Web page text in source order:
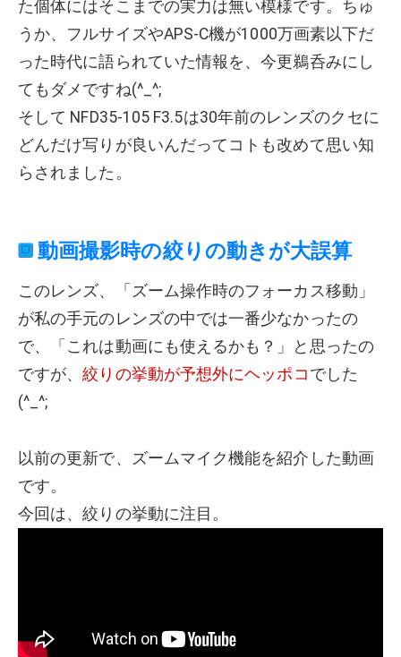
た個体にはそこまでの実力は無い模様です。ちゅ
うか、フルサイズやAPS-C機が1000万画素以下だ
った時代に語られていた情報を、今更鵜呑みにし
てもダメですね(^_^;
そして NFD35-105 F3.5は30年前のレンズのクセに
どんだけ写りが良いんだってコトも改めて思い知
らされました。
動画撮影時の絞りの動きが大誤算
このレンズ、「ズーム操作時のフォーカス移動」
が私の手元のレンズの中では一番少なかったの
で、「これは動画にも使えるかも？」と思ったの
ですが、絞りの挙動が予想外にヘッポコ でした
(^_^;
以前の更新で、ズームマイク機能を紹介した動画
です。
今回は、絞りの挙動に注目。